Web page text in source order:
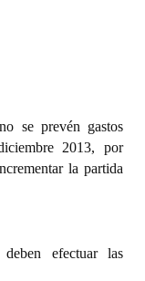
se prevén gastos
2013, por
la partida
efectuar las